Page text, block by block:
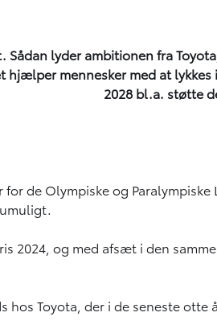
lyder ambitionen fra
mennesker med at
2028 bl.a. støtte
de Olympiske og
2024, og med afsæt i den
Toyota, der i de seneste